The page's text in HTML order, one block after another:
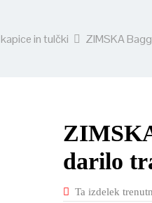
in tulčki ZIMSKA
darilo
Ta izdelek